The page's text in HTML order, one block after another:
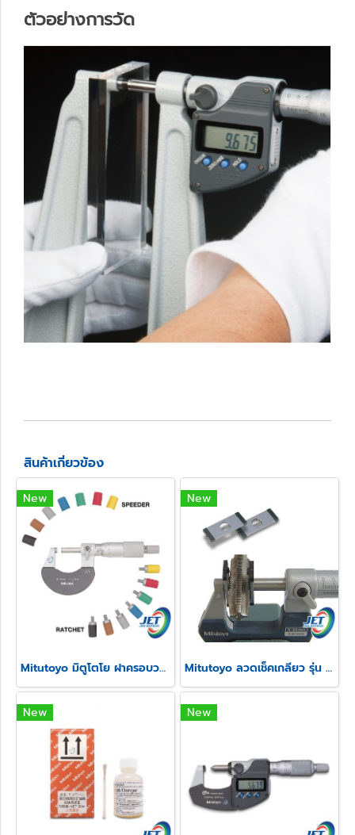
ตัวอย่างการวัด
สินค้าเกี่ยวข้อง
New
Mitutoyo มิตูโตโย ฝาครอบวงล้อและสปีดเดอร์ไมโครมิเตอร์
New
Mitutoyo ลวดเช็คเกลียว รุ่น 313
New New